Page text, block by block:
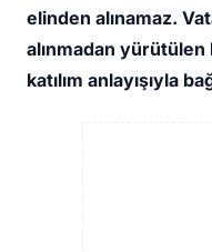
elinden alınamaz.
alınmadan
katılım anlayışıyla